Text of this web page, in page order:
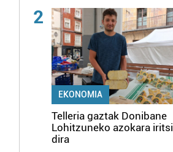
2
EKONOMIA
Telleria gaztak Donibane
Lohitzuneko azokara iritsi
dira